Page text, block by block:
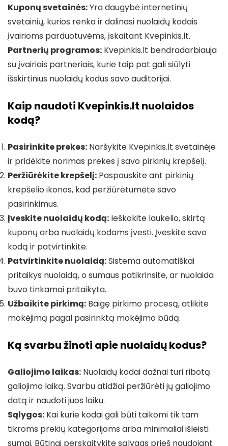
Kuponų svetainės:Yra daugybė internetinių
svetainių, kurios renka ir dalinasi nuolaidų kodais
įvairioms parduotuvėms, įskaitant Kvepinkis.lt.
Partnerių programos: Kvepinkis.lt bendradarbiauja
su įvairiais partneriais, kurie taip pat gali siūlyti
išskirtinius nuolaidų kodus savo auditorijai.
Kaip naudoti Kvepinkis.lt nuolaidos
kodą?
Pasirinkite prekes: Naršykite Kvepinkis.lt svetainėje
ir pridėkite norimas prekes į savo pirkinių krepšelį.
Peržiūrėkite krepšelį: Paspauskite ant pirkinių
krepšelio ikonos, kad peržiūrėtumėte savo
pasirinkimus.
Įveskite nuolaidų kodą: Ieškokite laukelio, skirtą
kuponų arba nuolaidų kodams įvesti. Įveskite savo
kodą ir patvirtinkite.
Patvirtinkite nuolaidą:Sistema automatiškai
pritaikys nuolaidą, o sumaus patikrinsite, ar nuolaida
buvo tinkamai pritaikyta.
Užbaikite pirkimą: Baigę pirkimo procesą, atlikite
mokėjimą pagal pasirinktą mokėjimo būdą.
Ką svarbu žinoti apie nuolaidų kodus?
Galiojimo laikas: Nuolaidų kodai dažnai turi ribotą
galiojimo laiką. Svarbu atidžiai peržiūrėti jų galiojimo
datą ir naudoti juos laiku.
Sąlygos: Kai kurie kodai gali būti taikomi tik tam
tikroms prekių kategorijoms arba minimaliai išleisti
sumai. Būtinai perskaitykite sąlygas prieš naudojant